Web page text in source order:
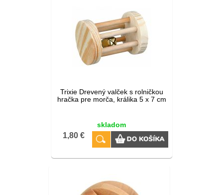
Trixie Drevený valček s rolničkou
hračka pre morča, králika 5 x 7 cm
skladom
1,80 €